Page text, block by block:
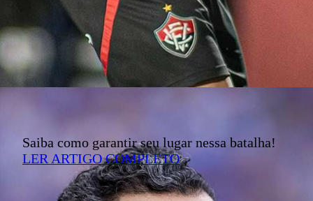
Saiba como garantir seu lugar nessa batalha!
LER ARTIGO COMPLETO